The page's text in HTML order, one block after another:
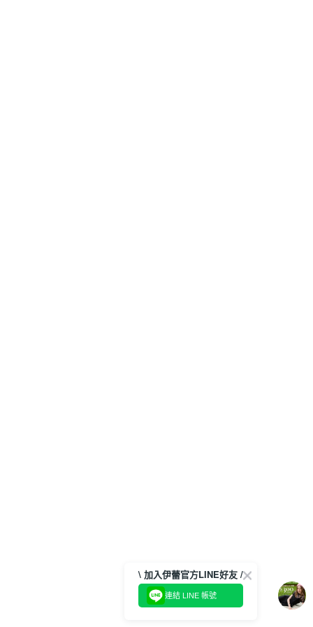
\ 加入伊蕾官方LINE好友 /
連結 LINE 帳號